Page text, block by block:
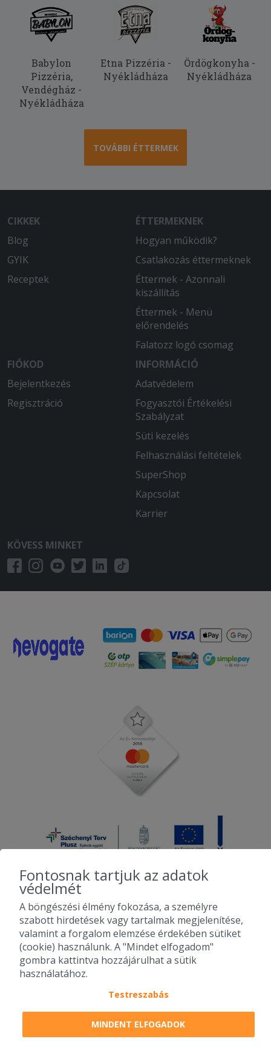
a megszokott magyaros ízvilágot
tükrözte.
Minden rendben volt, hamar ki is
szállították. Meleg volt az étel és finom
is. Köszönjük
Tehetetlenül rossz volt a főzelék, iiszta
rántás, tök alig! A vagdalt hideg, rágós
és íztelen, minden a kukában landolt.
Soha többé nem rendelek innen.
Nekem eléggé zsíros volt a burgonya, a
pizza tészta nem volt rendesen
megsütve. Ízre mind a kettő jó volt.
Rendben ment minden. Elégedett
Babylon
Pizzéria,
Vendégház -
Nyékládháza
Etna Pizzéria -
Nyékládháza
Ördögkonyha -
Nyékládháza
TOVÁBBI ÉTTERMEK
CIKKEK
Blog
GYIK
Receptek
ÉTTERMEKNEK
Hogyan működik?
Csatlakozás éttermeknek
Éttermek - Azonnali
kiszállítás
Éttermek - Menü
előrendelés
Falatozz logó csomag
FIÓKOD
Bejelentkezés
Regisztráció
INFORMÁCIÓ
Adatvédelem
Fogyasztói Értékelési
Szabályzat
Süti kezelés
Felhasználási feltételek
SuperShop
Kapcsolat
Karrier
KÖVESS MINKET
2010-2026 Copyright - Falatozz.hu - Diston-line Kft.
Pizza, gyros, hamburger, menük kedvező áron, egy helyen az összes
étterem ajánlata.
Fontosnak tartjuk az adatok
védelmét
A böngészési élmény fokozása, a személyre
szabott hirdetések vagy tartalmak megjelenítése,
valamint a forgalom elemzése érdekében sütiket
(cookie) használunk. A "Mindet elfogadom"
gombra kattintva hozzájárulhat a sütik
használatához.
Testreszabás
MINDENT ELFOGADOK